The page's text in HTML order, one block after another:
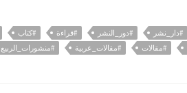
#دار_نشر #دور_النشر #قراءة #كتاب
#مقالات #مقالات_عربية #منشورات_الربيع